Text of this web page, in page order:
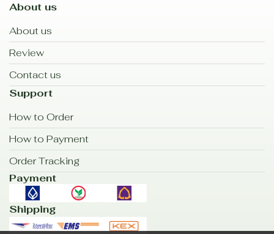
About us
About us
Review
Contact us
Support
How to Order
How to Payment
Order Tracking
Payment
Shipping